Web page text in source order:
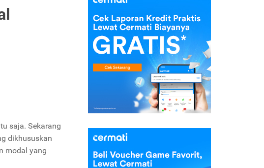
saja. Sekarang
dikhususkan
modal yang